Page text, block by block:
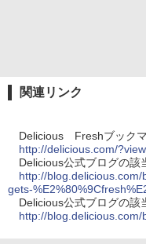
関連リンク
Delicious Freshブックマ
http://delicious.com/
Delicious公式ブログの該
http://
gets-
Delicious公式ブログの該
http://